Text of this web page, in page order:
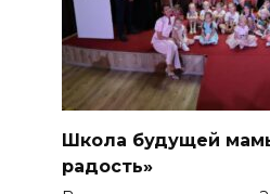
Школа будущей
радость»